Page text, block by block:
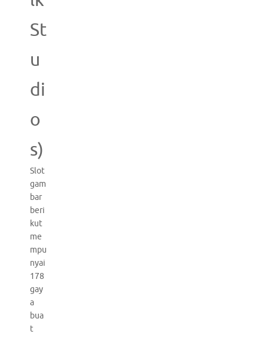
St
u
di
o
s)
Slot
gam
bar
beri
kut
me
mpu
nyai
178
gay
a
bua
t